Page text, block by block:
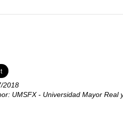
2018
UMSFX - Universidad Mayor Real